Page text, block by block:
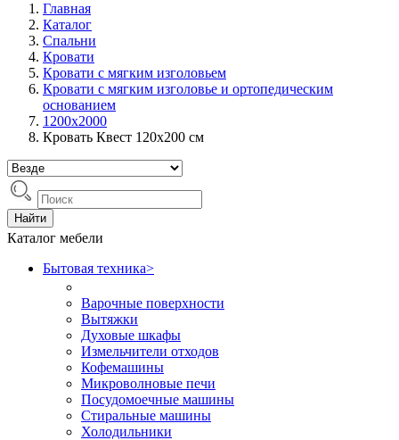
Главная
Каталог
Спальни
Кровати
Кровати с мягким изголовьем
Кровати с мягким изголовье и ортопедическим
основанием
1200х2000
Кровать Квест 120х200 см
Найти
Каталог мебели
Бытовая техника>
Варочные поверхности
Вытяжки
Духовые шкафы
Измельчители отходов
Кофемашины
Микроволновые печи
Посудомоечные машины
Стиральные машины
Холодильники